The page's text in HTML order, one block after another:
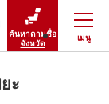
ค้นหาตามชื่อ
จังหวัด
เมนู
ปิดเมนู
ะ